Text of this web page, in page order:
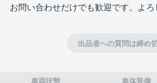
車両状態 車体装備
お問い合わせだけでも歓迎です。よろ
出品者への質問は締め